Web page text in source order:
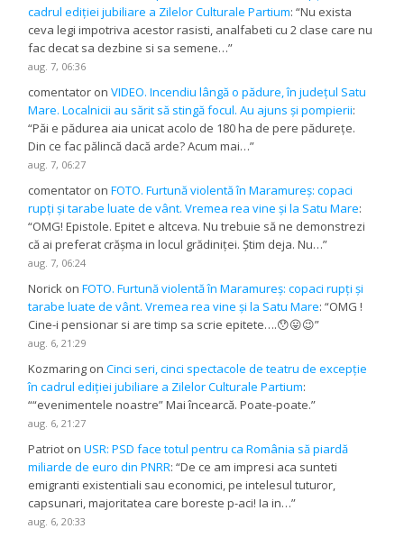
cadrul ediției jubiliare a Zilelor Culturale Partium: “Nu exista
ceva legi impotriva acestor rasisti, analfabeti cu 2 clase care nu
fac decat sa dezbine si sa semene…”
aug. 7, 06:36
comentator onVIDEO. Incendiu lângă o pădure, în județul Satu
Mare. Localnicii au sărit să stingă focul. Au ajuns și pompierii:
“Păi e pădurea aia unicat acolo de 180 ha de pere pădurețe.
Din ce fac pălincă dacă arde? Acum mai…”
aug. 7, 06:27
comentator onFOTO. Furtună violentă în Maramureș: copaci
rupți și tarabe luate de vânt. Vremea rea vine și la Satu Mare:
“OMG! Epistole. Epitet e altceva. Nu trebuie să ne demonstrezi
că ai preferat crășma in locul grădiniței. Știm deja. Nu…”
aug. 7, 06:24
Norick onFOTO. Furtună violentă în Maramureș: copaci rupți și
tarabe luate de vânt. Vremea rea vine și la Satu Mare: “OMG !
Cine-i pensionar si are timp sa scrie epitete….😯😛😉”
aug. 6, 21:29
Kozmaring onCinci seri, cinci spectacole de teatru de excepție
în cadrul ediției jubiliare a Zilelor Culturale Partium:
““evenimentele noastre” Mai încearcă. Poate-poate.”
aug. 6, 21:27
Patriot onUSR: PSD face totul pentru ca România să piardă
miliarde de euro din PNRR: “De ce am impresi aca sunteti
emigranti existentiali sau economici, pe intelesul tuturor,
capsunari, majoritatea care boreste p-aci! Ia in…”
aug. 6, 20:33